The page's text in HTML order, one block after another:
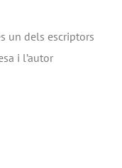
un dels escriptors
i l’autor